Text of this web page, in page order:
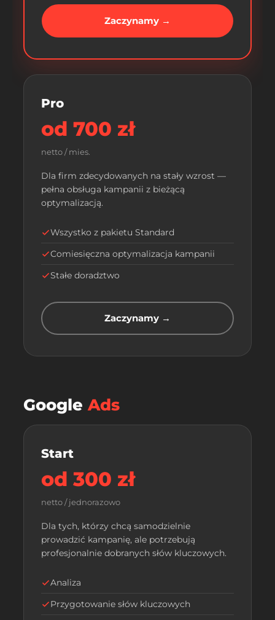
Zaczynamy →
Pro
od 700 zł
netto / mies.
Dla firm zdecydowanych na stały wzrost —
pełna obsługa kampanii z bieżącą
optymalizacją.
Wszystko z pakietu Standard
Comiesięczna optymalizacja kampanii
Stałe doradztwo
Zaczynamy →
GoogleAds
Start
od 300 zł
netto / jednorazowo
Dla tych, którzy chcą samodzielnie
prowadzić kampanię, ale potrzebują
profesjonalnie dobranych słów kluczowych.
Analiza
Przygotowanie słów kluczowych